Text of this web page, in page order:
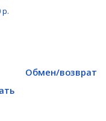
р.
Обмен/возврат